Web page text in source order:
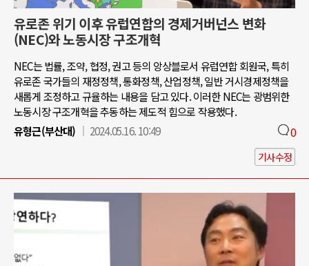
유로존 위기 이후 유럽연합의 경제거버넌스 변화
(NEC)와 노동시장 구조개혁
NEC는 법률, 조약, 협정, 권고 등의 앙상블로서 유럽연합 회원국, 특히
유로존 국가들의 재정정책, 통화정책, 산업정책, 일반 거시경제정책을
새롭게 조정하고 규율하는 내용을 담고 있다. 이러한 NEC는 광범위한
노동시장 구조개혁을 추동하는 제도적 힘으로 작용했다.
유형근(부산대)
2024.05.16. 10:49 0
기사수정